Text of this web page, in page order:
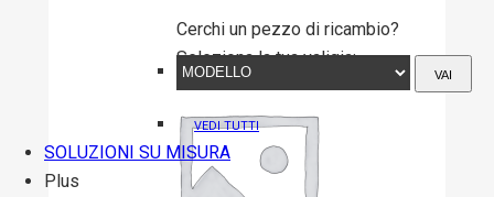
Cerchi un pezzo di ricambio?
Seleziona la tua valigia:
VAI
VEDI TUTTI
SOLUZIONI SU MISURA
Plus